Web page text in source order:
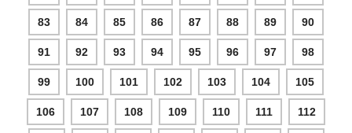
83 84 85 86 87 88 89 90
91 92 93 94 95 96 97 98
99 100 101 102 103 104 105
106 107 108 109 110 111 112